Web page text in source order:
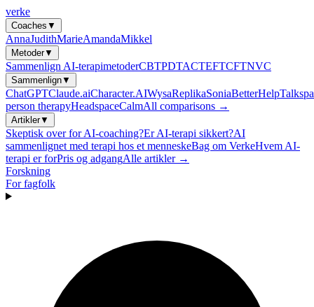
verke
Coaches ▼
AnnaJudithMarieAmandaMikkel
Metoder▼
Sammenlign AI-terapimetoderCBTPDTACTEFTCFTNVC
Sammenlign▼
ChatGPTClaude.aiCharacter.AIWysaReplikaSoniaBetterHelp
person therapyHeadspaceCalmAll comparisons →
Artikler▼
Skeptisk over for AI-coaching?Er AI-terapi sikkert?AI
sammenlignet med terapi hos et menneskeBag om VerkeHvem AI-
terapi er forPris og adgangAlle artikler →
Forskning
For fagfolk